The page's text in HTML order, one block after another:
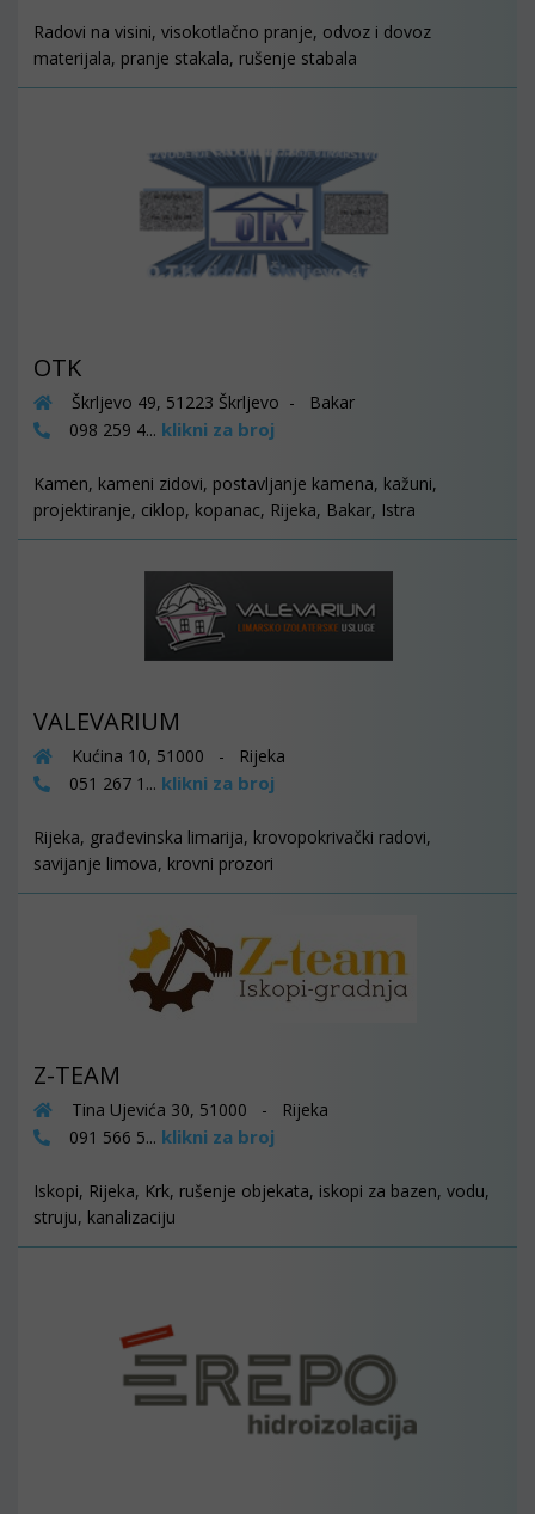
Radovi na visini, visokotlačno pranje, odvoz i dovoz
materijala, pranje stakala, rušenje stabala
OTK
Škrljevo 49, 51223 Škrljevo - Bakar
098 259 4... klikni za broj
Kamen, kameni zidovi, postavljanje kamena, kažuni,
projektiranje, ciklop, kopanac, Rijeka, Bakar, Istra
VALEVARIUM
Kućina 10, 51000 - Rijeka
051 267 1... klikni za broj
Rijeka, građevinska limarija, krovopokrivački radovi,
savijanje limova, krovni prozori
Z-TEAM
Tina Ujevića 30, 51000 - Rijeka
091 566 5... klikni za broj
Iskopi, Rijeka, Krk, rušenje objekata, iskopi za bazen, vodu,
struju, kanalizaciju